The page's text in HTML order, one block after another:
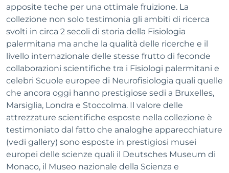
apposite teche per una ottimale fruizione. La
collezione non solo testimonia gli ambiti di ricerca
svolti in circa 2 secoli di storia della Fisiologia
palermitana ma anche la qualità delle ricerche e il
livello internazionale delle stesse frutto di feconde
collaborazioni scientifiche tra i Fisiologi palermitani e
celebri Scuole europee di Neurofisiologia quali quelle
che ancora oggi hanno prestigiose sedi a Bruxelles,
Marsiglia, Londra e Stoccolma. Il valore delle
attrezzature scientifiche esposte nella collezione è
testimoniato dal fatto che analoghe apparecchiature
(vedi gallery) sono esposte in prestigiosi musei
europei delle scienze quali il Deutsches Museum di
Monaco, il Museo nazionale della Scienza e